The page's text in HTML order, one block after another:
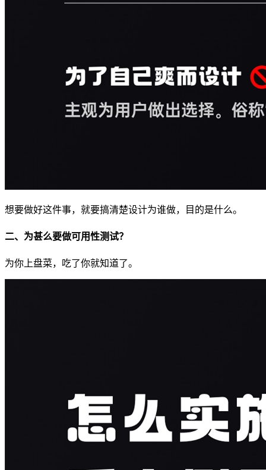
想要做好这件事，就要搞清楚设计为谁做，目的是什么。
二、为甚么要做可用性测试？
为你上盘菜，吃了你就知道了。